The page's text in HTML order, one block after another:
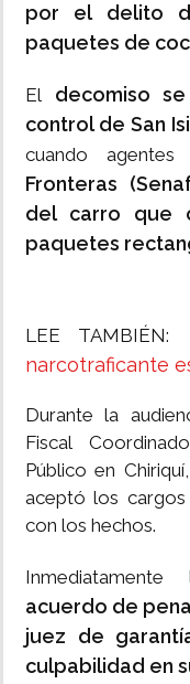
por el delito
paquetes de
El decomiso
control de San
cuando agentes
Fronteras
del carro que
paquetes
LEE
narcotraficante
Durante la
Fiscal
Público en
aceptó los cargos
con los hechos.
acuerdo de
juez de
culpabilidad en